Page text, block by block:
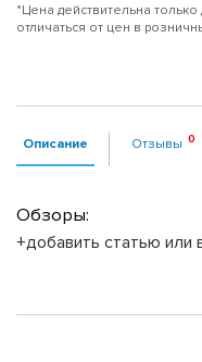
*Цена действительна
отличаться от цен в
Описание Отзывы
Обзоры:
+добавить статью или